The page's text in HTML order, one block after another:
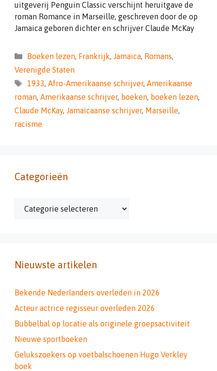
uitgeverij Penguin Classic verschijnt heruitgave de
roman Romance in Marseille, geschreven door de op
Jamaica geboren dichter en schrijver Claude McKay
Categorieën
Boeken lezen, Frankrijk, Jamaica, Romans,
Verenigde Staten
Tags
1933, Afro-Amerikaanse schrijver, Amerikaanse
roman, Amerikaanse schrijver, boeken, boeken lezen,
Claude McKay, Jamaicaanse schrijver, Marseille,
racisme
Categorieën
Categorieën
Nieuwste artikelen
Bekende Nederlanders overleden in 2026
Acteur actrice regisseur overleden 2026
Bubbelbal op locatie als originele groepsactiviteit
Nieuwe sportboeken
Gelukszoekers op voetbalschoenen Hugo Verkley
boek